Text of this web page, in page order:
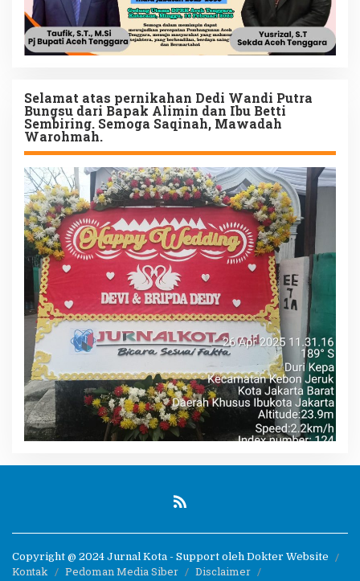
Selamat atas pernikahan Dedi Wandi Putra
Bungsu dari Bapak Alimin dan Ibu Betti
Sembiring. Semoga Saqinah, Mawadah
Warohmah.
Copyright @ 2024 Jurnal Kota - Support oleh Dokter Website
Kontak Pedoman Media Siber
Disclaimer